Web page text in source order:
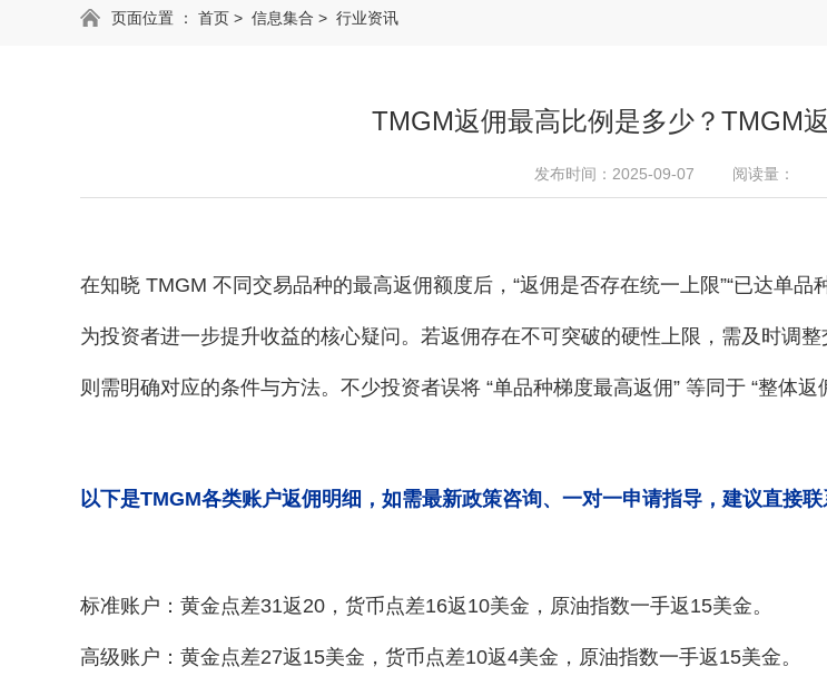
页面位置 ： 首页 > 信息集合 > 行业资讯
TMGM返佣最高比例是多少？TMGM
发布时间：2025-09-07 阅读量：
在知晓 TMGM 不同交易品种的最高返佣额度后，“返佣是否存在统一上限”“已达单品
为投资者进一步提升收益的核心疑问。若返佣存在不可突破的硬性上限，需及时调整
则需明确对应的条件与方法。不少投资者误将 “单品种梯度最高返佣” 等同于 “整体返
以下是TMGM各类账户返佣明细，如需最新政策咨询、一对一申请指导，建议直接联
标准账户：黄金点差31返20，货币点差16返10美金，原油指数一手返15美金。
高级账户：黄金点差27返15美金，货币点差10返4美金，原油指数一手返15美金。